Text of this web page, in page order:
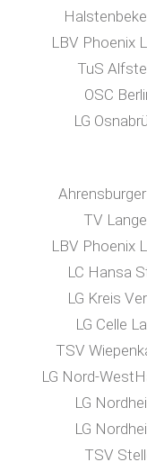
LBV Phoenix
TuS
OSC
LG
TV
LBV Phoenix
LC Hansa
LG Kreis
LG Celle
TSV
LG Nord-
LG
LG
TSV